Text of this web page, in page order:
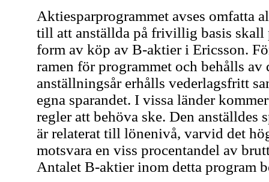
Aktiesparprogrammet avses omfatta
till att anställda på frivillig basis skall
form av köp av B-aktier i Ericsson.
ramen för programmet och behålls
anställningsår erhålls vederlagsfritt
egna sparandet. I vissa länder
regler att behöva ske. Den anställdes
är relaterat till lönenivå, varvid det
motsvara en viss procentandel av
Antalet B-aktier inom detta program